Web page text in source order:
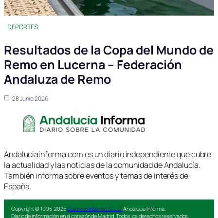
DEPORTES
Resultados de la Copa del Mundo de
Remo en Lucerna – Federación
Andaluza de Remo
28 Junio 2026
Andaluciainforma.com es un diario independiente que cubre
la actualidad y las noticias de la comunidad de Andalucía.
También informa sobre eventos y temas de interés de
España.
Copyright © 1995-2025Colorvivo Internet S.L.U. Andalucía Informa.
Diario de información en el corazón de Madrid. Todos los derechos reservados.